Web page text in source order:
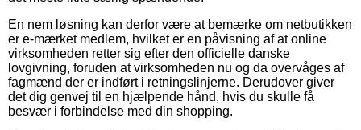
En nem løsning kan derfor være at bemærke om netbutikken
er e-mærket medlem, hvilket er en påvisning af at online
virksomheden retter sig efter den officielle danske
lovgivning, foruden at virksomheden nu og da overvåges af
fagmænd der er indført i retningslinjerne. Derudover giver
det dig genvej til en hjælpende hånd, hvis du skulle få
besvær i forbindelse med din shopping.